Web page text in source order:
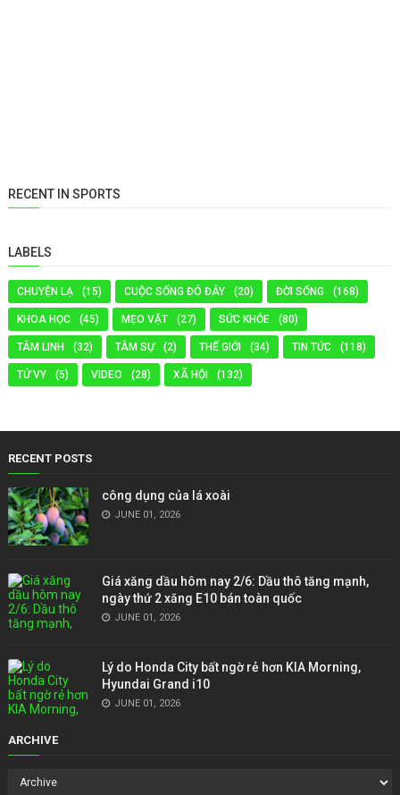
RECENT IN SPORTS
LABELS
CHUYỆN LẠ (15) CUỘC SỐNG ĐÓ ĐÂY (20) ĐỜI SỐNG (168)
KHOA HỌC (45) MẸO VẶT (27) SỨC KHỎE (80)
TÂM LINH (32) TÂM SỰ (2) THẾ GIỚI (34) TIN TỨC (118)
TỬ VY (5) VIDEO (28) XÃ HỘI (132)
RECENT POSTS
công dụng của lá xoài
JUNE 01, 2026
Giá xăng dầu hôm nay 2/6: Dầu thô tăng mạnh,
ngày thứ 2 xăng E10 bán toàn quốc
JUNE 01, 2026
Lý do Honda City bất ngờ rẻ hơn KIA Morning,
Hyundai Grand i10
JUNE 01, 2026
ARCHIVE